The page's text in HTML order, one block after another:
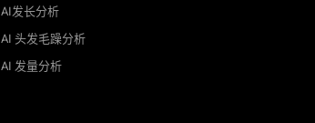
AI发长分析
AI 头发毛躁分析
AI 发量分析